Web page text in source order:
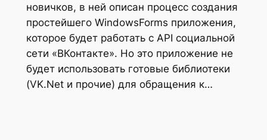
новичков, в ней описан процесс создания
простейшего WindowsForms приложения,
которое будет работать с API социальной
сети «ВКонтакте». Но это приложение не
будет использовать готовые библиотеки
(VK.Net и прочие) для обращения к…